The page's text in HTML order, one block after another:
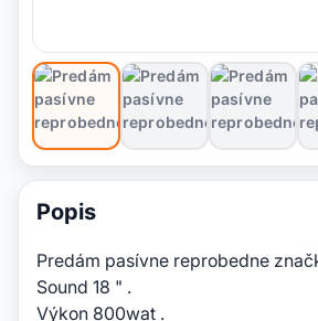
Popis
Predám pasívne reprobedne
Sound 18 " .
Výkon 800wat .